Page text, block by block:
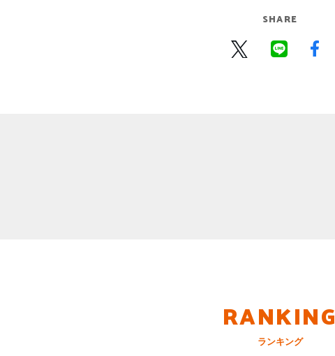
SHARE
RANKING
ランキング